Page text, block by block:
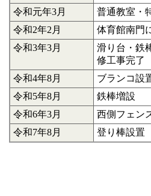
令和元年3月
普通教室・
令和2年2月
体育館南門
令和3年3月
滑り台・鉄
修工事完了
令和4年8月
ブランコ設
令和5年8月
鉄棒増設
令和6年3月
西側フェン
令和7年8月
登り棒設置